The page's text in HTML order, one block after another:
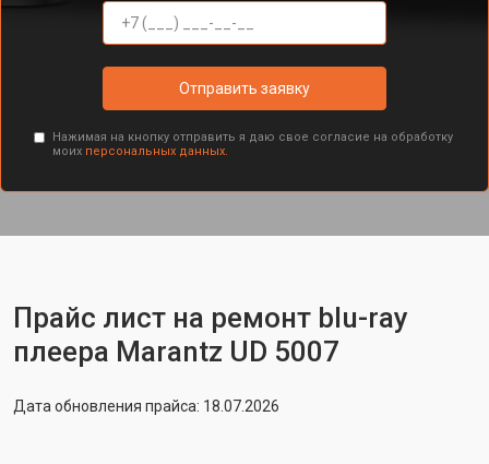
Отправить заявку
Нажимая на кнопку отправить я даю свое согласие на обработку
моих персональных данных.
Прайс лист на ремонт blu-ray
плеера Marantz UD 5007
Дата обновления прайса: 18.07.2026